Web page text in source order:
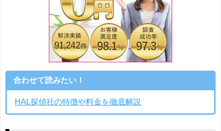
合わせて読みたい！
HAL探偵社の特徴や料金を徹底解説